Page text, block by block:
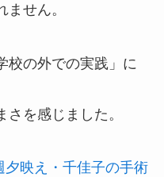
せん。
校の外での実践」に
を感じました。
夕映え・千佳子の手術